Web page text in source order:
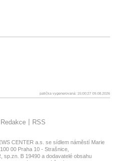
patička vygenerovaná: 15:00:27 09.08.2026
Redakce RSS
CENTER a.s. se sídlem náměstí Marie
00 Praha 10 - Strašnice,
sp.zn. B 19490 a dodavatelé obsahu